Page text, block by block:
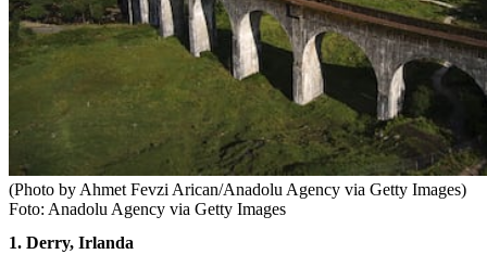
(Photo by Ahmet Fevzi Arican/Anadolu Agency via Getty Images)
Foto: Anadolu Agency via Getty Images
1. Derry, Irlanda